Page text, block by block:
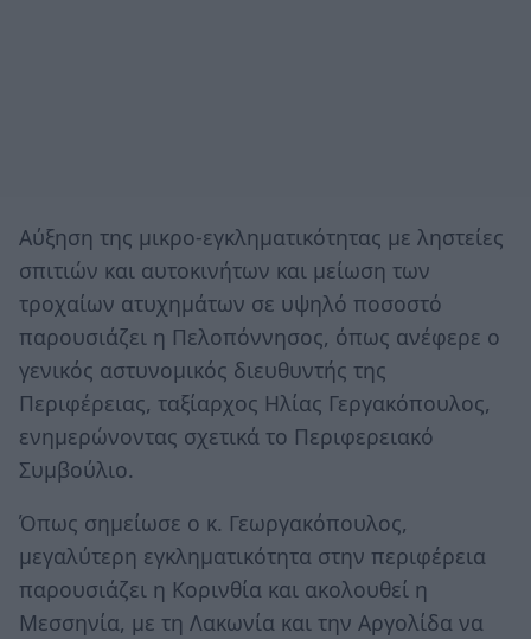
Αύξηση της μικρο-εγκληματικότητας με ληστείες
σπιτιών και αυτοκινήτων και μείωση των
τροχαίων ατυχημάτων σε υψηλό ποσοστό
παρουσιάζει η Πελοπόννησος, όπως ανέφερε ο
γενικός αστυνομικός διευθυντής της
Περιφέρειας, ταξίαρχος Ηλίας Γεργακόπουλος,
ενημερώνοντας σχετικά το Περιφερειακό
Συμβούλιο.
Όπως σημείωσε ο κ. Γεωργακόπουλος,
μεγαλύτερη εγκληματικότητα στην περιφέρεια
παρουσιάζει η Κορινθία και ακολουθεί η
Μεσσηνία, με τη Λακωνία και την Αργολίδα να